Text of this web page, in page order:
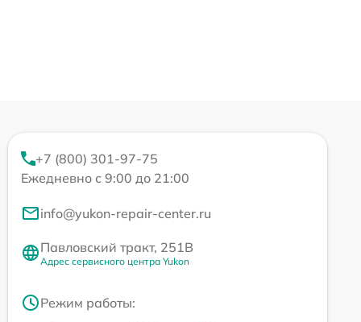
+7 (800) 301-97-75
Ежедневно с 9:00 до 21:00
info@yukon-repair-center.ru
Павловский тракт, 251В
Адрес сервисного центра Yukon
Режим работы: